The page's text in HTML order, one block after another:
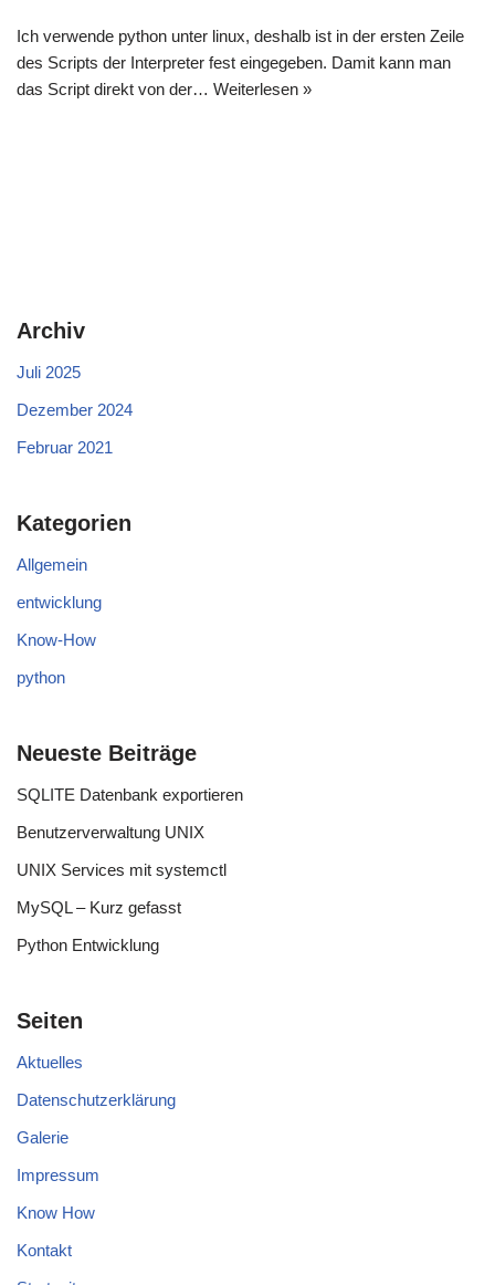
Ich verwende python unter linux, deshalb ist in der ersten Zeile
des Scripts der Interpreter fest eingegeben. Damit kann man
das Script direkt von der… Weiterlesen »
Archiv
Juli 2025
Dezember 2024
Februar 2021
Kategorien
Allgemein
entwicklung
Know-How
python
Neueste Beiträge
SQLITE Datenbank exportieren
Benutzerverwaltung UNIX
UNIX Services mit systemctl
MySQL – Kurz gefasst
Python Entwicklung
Seiten
Aktuelles
Datenschutzerklärung
Galerie
Impressum
Know How
Kontakt